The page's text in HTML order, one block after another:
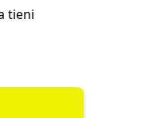
tieni